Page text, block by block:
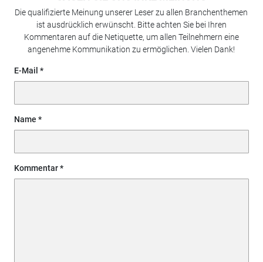
Die qualifizierte Meinung unserer Leser zu allen Branchenthemen
ist ausdrücklich erwünscht. Bitte achten Sie bei Ihren
Kommentaren auf die Netiquette, um allen Teilnehmern eine
angenehme Kommunikation zu ermöglichen. Vielen Dank!
E-Mail
Name
Kommentar